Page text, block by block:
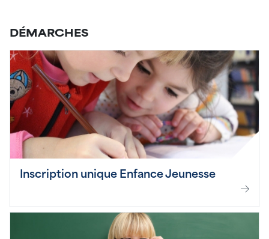
DÉMARCHES
Inscription unique Enfance Jeunesse